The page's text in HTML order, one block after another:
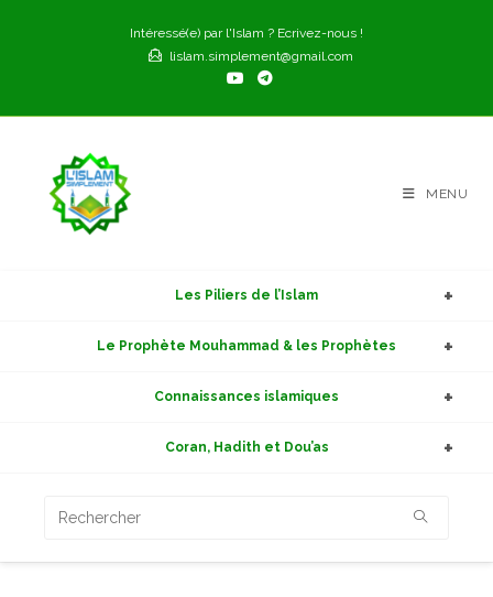
Intéressé(e) par l'Islam ? Ecrivez-nous !
lislam.simplement@gmail.com
MENU
Les Piliers de l’Islam
Le Prophète Mouhammad & les Prophètes
Connaissances islamiques
Coran, Hadith et Dou’as